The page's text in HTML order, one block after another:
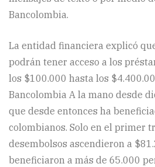
Bancolombia.
La entidad financiera explicó
podrán tener acceso a los
los $100.000 hasta los
Bancolombia A la mano desde
que desde entonces ha
colombianos. Solo en el primer
desembolsos ascendieron a
beneficiaron a más de 65.000